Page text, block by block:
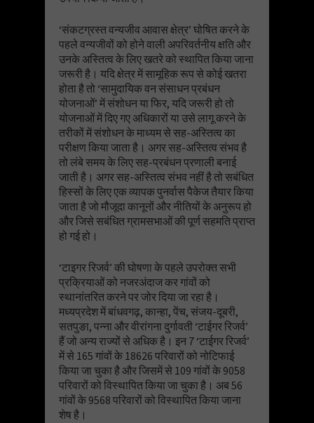
‘संकटग्रस्त वन्यजीव आवास क्षेत्र’ घोषित करने के
पहले वन्यजीवों को होने वाली अपरिवर्तनीय क्षति और
उनके अस्तित्व के लिए खतरे को स्थापित किया जाना
जरूरी है। यदि क्षेत्र में सामूहिक रूप से कोई खतरा
होता है तो ‘सामुदायिक वन संसाधन प्रबंधन
योजनाओं’ में संशोधन या फिर, यदि जरूरी हो तो
योजनाओं में दिए गए अधिकारों या उसे लागू करने के
तरीकों में संशोधन के माध्यम से सह-अस्तित्व का
परीक्षण किया जाता है। अगर सह-अस्तित्व संभव है
तो लंबे समय के लिए सह-प्रबंधन प्रणाली बनाई
जाती है। अगर सह-अस्तित्व संभव नहीं है तो सबंधित
हिस्सों के लिए एक व्यापक पुनर्वास पैकेज तैयार किया
जाता है जो मौजूदा कानूनों और नीतियों के अनुरूप हो
और जिसे सबंधित ग्रामसभाओं की पूर्ण सहमति प्राप्त
हो गई हो।
‘टाइगर रिजर्व’ की घोषणा के पहले उपरोक्त सभी
प्रक्रियाओं को नजरअंदाज कर गांवों को
स्थानांतरित करने पर जोर दिया जा रहा है।
मध्यप्रदेश में बांधवगढ़, कान्हा, पेंच, संजय-दूबरी,
सतपुङा, पन्ना और वीरांगना दुर्गावती ‘टाईगर रिजर्व’
हैं जो अन्य राज्यों से अधिक है। इन 7 ‘टाईगर रिजर्व’
में से 165 गांवों के 18626 परिवारों को नोटिफाई
किया जा चुका है और जिसमें से 109 गांवों के 9058
परिवारों को विस्थापित किया जा चुका है। अब 56
गांवों के 9568 परिवारों को विस्थापित किया जाना
शेष है।